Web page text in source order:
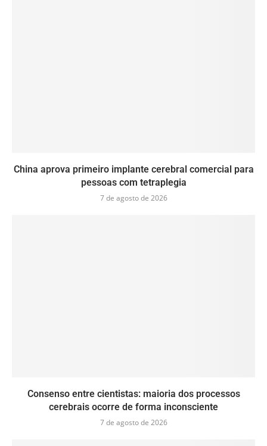
China aprova primeiro implante cerebral comercial para
pessoas com tetraplegia
7 de agosto de 2026
Consenso entre cientistas: maioria dos processos
cerebrais ocorre de forma inconsciente
7 de agosto de 2026